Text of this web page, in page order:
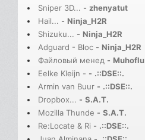
Sniper 3D... - zhenyatut
Hail... - Ninja_H2R
Shizuku... - Ninja_H2R
Adguard - Bloc - Ninja_H2R
Файловый менед - Muhoflu
Eelke Kleijn - - .::DSE::.
Armin van Buur - .::DSE::.
Dropbox... - S.A.T.
Mozilla Thunde - S.A.T.
Re:Locate & Ri - .::DSE::.